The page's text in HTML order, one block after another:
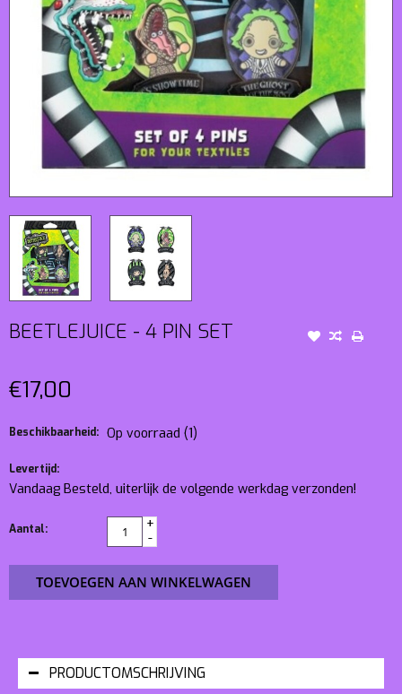
BEETLEJUICE - 4 PIN SET
€17,00
Beschikbaarheid: Op voorraad (1)
Levertijd:
Vandaag Besteld, uiterlijk de volgende werkdag verzonden!
Aantal:
+
-
TOEVOEGEN AAN WINKELWAGEN
PRODUCTOMSCHRIJVING